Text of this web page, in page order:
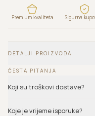
Premium kvaliteta Sigurna
DETALJI PROIZVODA
ČESTA PITANJA
Koji su troškovi dostave?
Koje je vrijeme isporuke?